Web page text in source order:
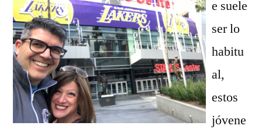
e suele
ser lo
habitu
al,
estos
jóvene